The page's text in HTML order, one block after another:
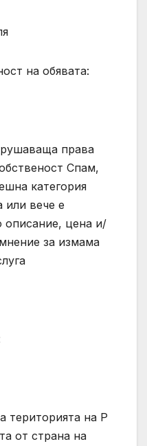
на обявата:
права
Спам,
категория
или вече е
описание, цена и/
за измама
територията на Р
от страна на